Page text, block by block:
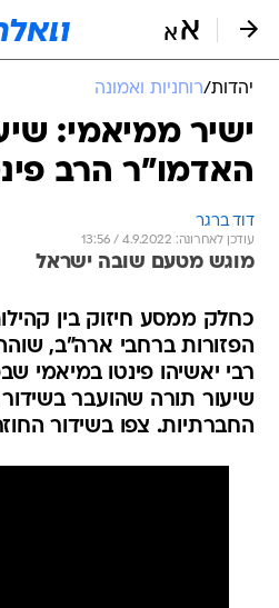
יהדות/רוחניות ואמונה
ישיר ממיאמי:
האדמו"ר הרב
דוד ברגר
עודכן לאחרונה: 4.9.2022 / 13:56
מוגש מטעם שובה ישראל
כחלק ממסע חיזוק בין
הפזורות ברחבי ארה"ב,
רבי יאשיהו פינטו במיאמי
שיעור תורה שהועבר
החברתיות. צפו בשידור